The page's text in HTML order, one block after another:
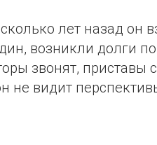
лет назад он
возникли долги
звонят, приставы
не видит